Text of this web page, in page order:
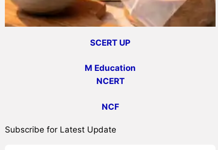
SCERT UP
M Education
NCERT
NCF
Subscribe for Latest Update